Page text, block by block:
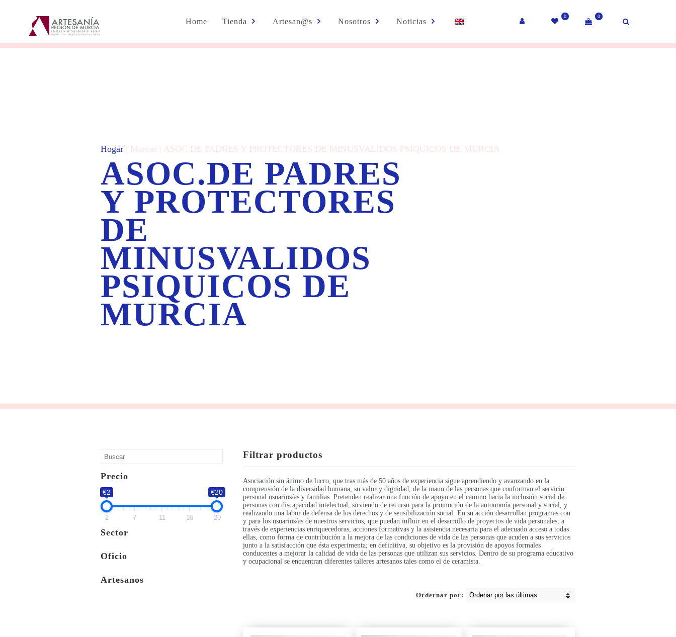
0
0
Home Tienda Artesan@s Nosotros Noticias
Hogar | Marcas | ASOC.DE PADRES Y PROTECTORES DE MINUSVALIDOS PSIQUICOS DE MURCIA
ASOC.DE PADRES
Y PROTECTORES
DE
MINUSVALIDOS
PSIQUICOS DE
MURCIA
Filtrar productos
Asociación sin ánimo de lucro, que tras más de 50 años de experiencia sigue aprendiendo y avanzando en la
comprensión de la diversidad humana, su valor y dignidad, de la mano de las personas que conforman el servicio:
personal usuarios/as y familias. Pretenden realizar una función de apoyo en el camino hacia la inclusión social de
personas con discapacidad intelectual, sirviendo de recurso para la promoción de la autonomía personal y social, y
realizando una labor de defensa de los derechos y de sensibilización social. En su acción desarrollan programas con
y para los usuarios/as de nuestros servicios, que puedan influir en el desarrollo de proyectos de vida personales, a
través de experiencias enriquecedoras, acciones formativas y la asistencia necesaria para el adecuado acceso a todas
ellas, como forma de contribución a la mejora de las condiciones de vida de las personas que acuden a sus servicios
junto a la satisfacción que ésta experimenta; en definitiva, su objetivo es la provisión de apoyos formales
conducentes a mejorar la calidad de vida de las personas que utilizan sus servicios. Dentro de su programa educativo
y ocupacional se encuentran diferentes talleres artesanos tales como el de ceramista.
Ordernar por:
Precio
€2 €20
2 7 11 16 20
Sector
Oficio
Artesanos